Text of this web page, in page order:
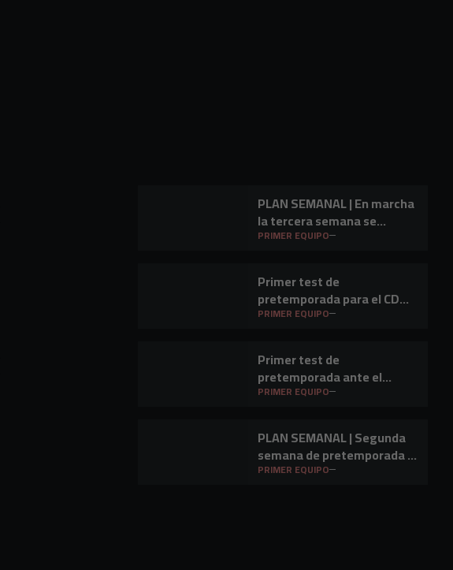
PLAN SEMANAL | En marcha
la tercera semana se
preparación
PRIMER EQUIPO
Primer test de
pretemporada para el CD
Mirandés en Lasesarre
PRIMER EQUIPO
Primer test de
pretemporada ante el
Barakaldo CF
PRIMER EQUIPO
PLAN SEMANAL | Segunda
semana de pretemporada y
primer amistoso a la vista
PRIMER EQUIPO